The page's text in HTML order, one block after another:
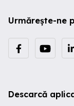
Urmărește-ne
Descarcă